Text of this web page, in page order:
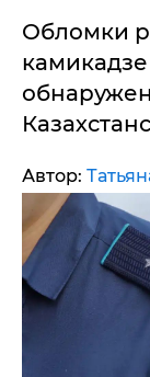
Обломки
Автор: